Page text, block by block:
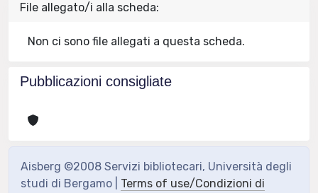
File allegato/i alla scheda:
Non ci sono file allegati a questa scheda.
Pubblicazioni consigliate
Aisberg ©2008 Servizi bibliotecari, Università degli
studi di Bergamo | Terms of use/Condizioni di